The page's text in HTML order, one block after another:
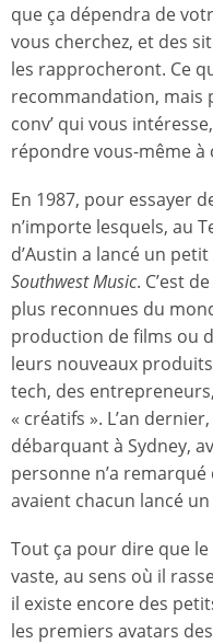
que ça dépendra de
vous cherchez, et des
les rapprocheront. Ce
recommandation, mais
conv’ qui vous
répondre vous-même à
En 1987, pour essayer
n’importe lesquels, au
d’Austin a lancé un
Southwest Music. C’est
plus reconnues du
production de films ou
leurs nouveaux
tech, des
« créatifs ». L’an
débarquant à Sydney,
personne n’a
avaient chacun lancé
Tout ça pour dire que
vaste, au sens où il
il existe encore des
les premiers avatars